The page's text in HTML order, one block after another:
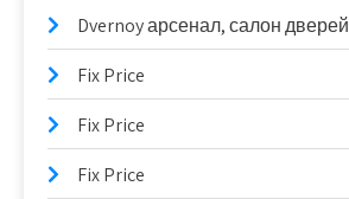
Dvernoy арсенал, салон дверей
Fix Price
Fix Price
Fix Price